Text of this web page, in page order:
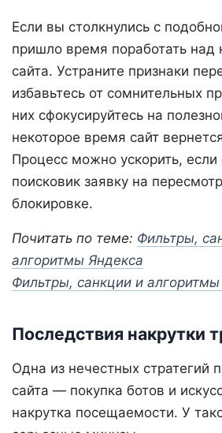
Если вы столкнулись с
пришло время поработать над
сайта. Устраните признаки
избавьтесь от сомнительных
них сфокусируйтесь на
некоторое время сайт
Процесс можно ускорить, если
поисковик заявку на
блокировке.
Почитать по теме: Фильтры,
алгоритмы Яндекса
Фильтры, санкции и алгоритмы
Последствия накрутки
Одна из нечестных стратегий
сайта — покупка ботов и
накрутка посещаемости. У